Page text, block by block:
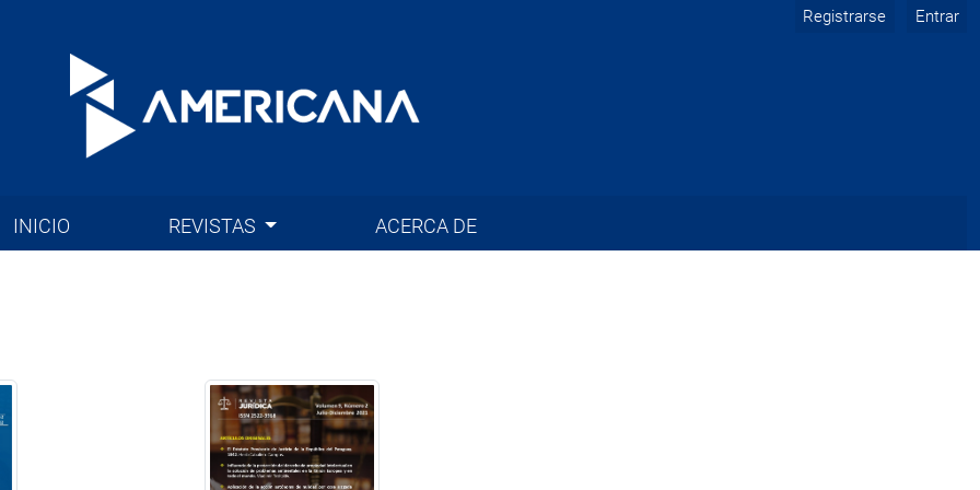
Registrarse Entrar
INICIO REVISTAS ACERCA DE